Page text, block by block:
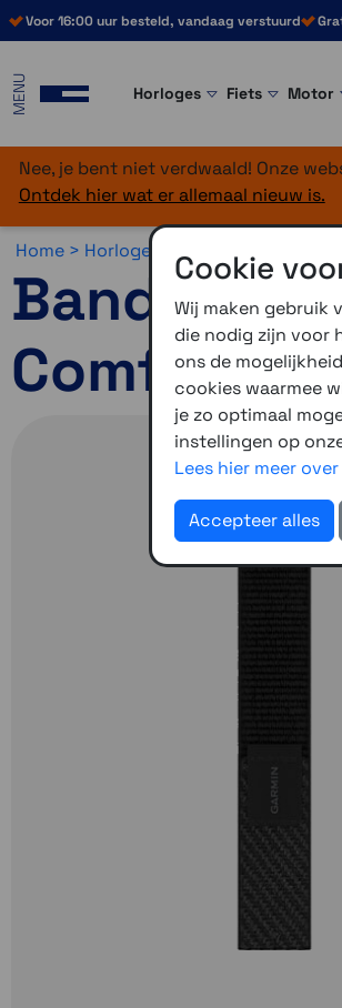
Voor 16:00 uur besteld, vandaag verstuurd
MENU Horloges Fiets Motor
Nee, je bent niet verdwaald! Onze
Ontdek hier wat er allemaal nieuw is.
Home > Horloges >
Bandjes
Cookie
Wij maken gebruik
die nodig zijn voor
ons de
cookies waarmee
je zo optimaal
instellingen op
Lees hier meer
Accepteer alles